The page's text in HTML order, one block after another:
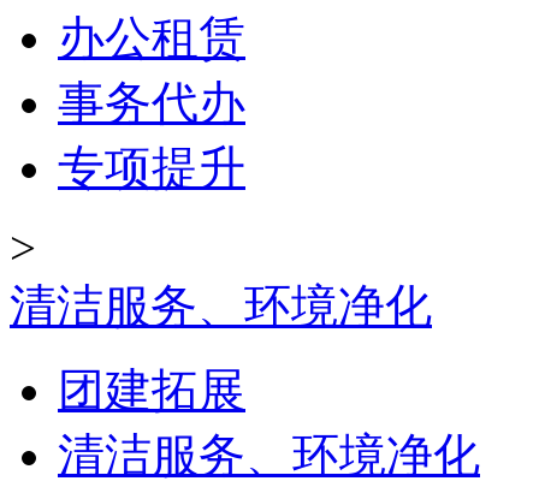
办公租赁
事务代办
专项提升
>
清洁服务、环境净化
团建拓展
清洁服务、环境净化